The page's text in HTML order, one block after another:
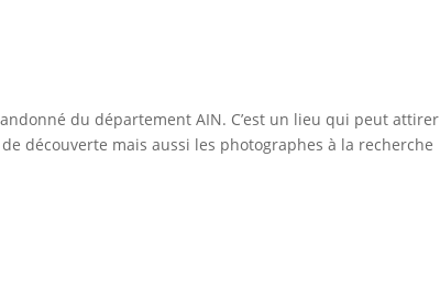
du département AIN. C’est un lieu qui peut attirer
découverte mais aussi les photographes à la recherche